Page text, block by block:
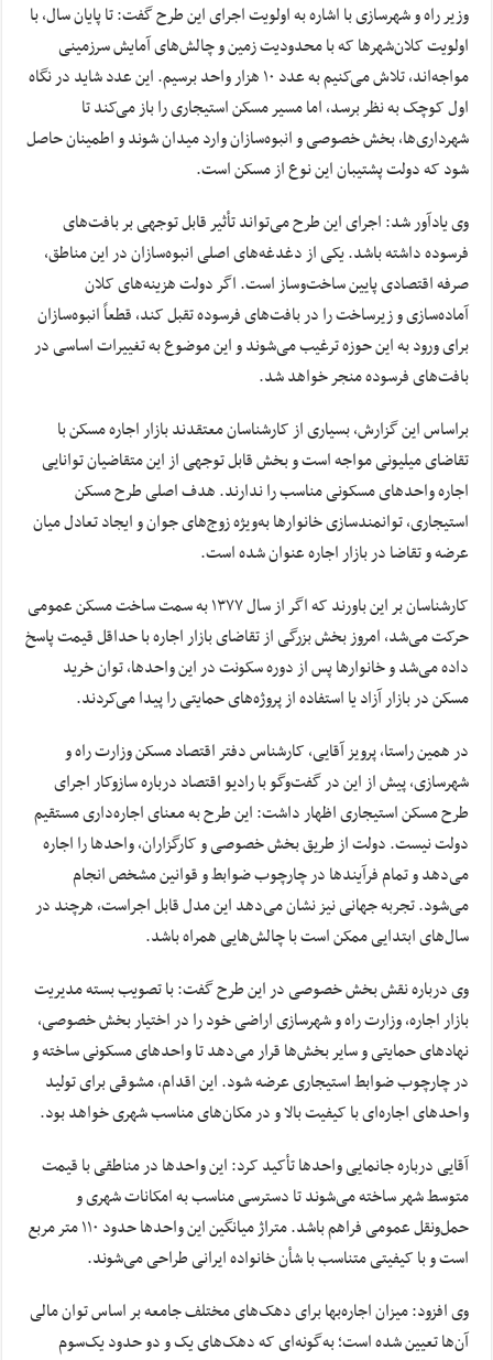
وزیر راه و شهرسازی با اشاره به اولویت اجرای این طرح گفت: تا پایان سال، با
اولویت کلان‌شهرها که با محدودیت زمین و چالش‌های آمایش سرزمینی
مواجه‌اند، تلاش می‌کنیم به عدد ۱۰ هزار واحد برسیم. این عدد شاید در نگاه
اول کوچک به نظر برسد، اما مسیر مسکن استیجاری را باز می‌کند تا
شهرداری‌ها، بخش خصوصی و انبوه‌سازان وارد میدان شوند و اطمینان حاصل
شود که دولت پشتیبان این نوع از مسکن است.
وی یادآور شد: اجرای این طرح می‌تواند تأثیر قابل توجهی بر بافت‌های
فرسوده داشته باشد. یکی از دغدغه‌های اصلی انبوه‌سازان در این مناطق،
صرفه اقتصادی پایین ساخت‌وساز است. اگر دولت هزینه‌های کلان
آماده‌سازی و زیرساخت را در بافت‌های فرسوده تقبل کند، قطعاً انبوه‌سازان
برای ورود به این حوزه ترغیب می‌شوند و این موضوع به تغییرات اساسی در
بافت‌های فرسوده منجر خواهد شد.
براساس این گزارش، بسیاری از کارشناسان معتقدند بازار اجاره مسکن با
تقاضای میلیونی مواجه است و بخش قابل توجهی از این متقاضیان توانایی
اجاره واحدهای مسکونی مناسب را ندارند. هدف اصلی طرح مسکن
استیجاری، توانمندسازی خانوارها به‌ویژه زوج‌های جوان و ایجاد تعادل میان
عرضه و تقاضا در بازار اجاره عنوان شده است.
کارشناسان بر این باورند که اگر از سال ۱۳۷۷ به سمت ساخت مسکن عمومی
حرکت می‌شد، امروز بخش بزرگی از تقاضای بازار اجاره با حداقل قیمت پاسخ
داده می‌شد و خانوارها پس از دوره سکونت در این واحدها، توان خرید
مسکن در بازار آزاد یا استفاده از پروژه‌های حمایتی را پیدا می‌کردند.
در همین راستا، پرویز آقایی، کارشناس دفتر اقتصاد مسکن وزارت راه و
شهرسازی، پیش از این در گفت‌وگو با رادیو اقتصاد درباره سازوکار اجرای
طرح مسکن استیجاری اظهار داشت: این طرح به معنای اجاره‌داری مستقیم
دولت نیست. دولت از طریق بخش خصوصی و کارگزاران، واحدها را اجاره
می‌دهد و تمام فرآیندها در چارچوب ضوابط و قوانین مشخص انجام
می‌شود. تجربه جهانی نیز نشان می‌دهد این مدل قابل اجراست، هرچند در
سال‌های ابتدایی ممکن است با چالش‌هایی همراه باشد.
وی درباره نقش بخش خصوصی در این طرح گفت: با تصویب بسته مدیریت
بازار اجاره، وزارت راه و شهرسازی اراضی خود را در اختیار بخش خصوصی،
نهادهای حمایتی و سایر بخش‌ها قرار می‌دهد تا واحدهای مسکونی ساخته و
در چارچوب ضوابط استیجاری عرضه شود. این اقدام، مشوقی برای تولید
واحدهای اجاره‌ای با کیفیت بالا و در مکان‌های مناسب شهری خواهد بود.
آقایی درباره جانمایی واحدها تأکید کرد: این واحدها در مناطقی با قیمت
متوسط شهر ساخته می‌شوند تا دسترسی مناسب به امکانات شهری و
حمل‌ونقل عمومی فراهم باشد. متراژ میانگین این واحدها حدود ۱۱۰ متر مربع
است و با کیفیتی متناسب با شأن خانواده ایرانی طراحی می‌شوند.
وی افزود: میزان اجاره‌بها برای دهک‌های مختلف جامعه بر اساس توان مالی
آن‌ها تعیین شده است؛ به‌گونه‌ای که دهک‌های یک و دو حدود یک‌سوم